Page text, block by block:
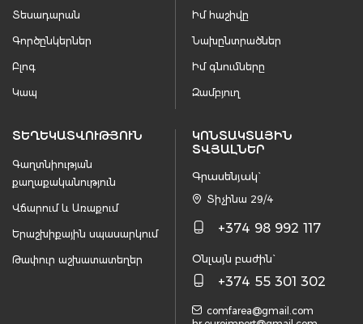
Տեսադարան
Գործընկերներ
Բլոգ
Կապ
Իմ հաշիվը
Նախընտրածներ
Իմ գնումները
Զամբյուղ
ՏԵՂԵԿԱՏՎՈՒԹՅՈՒՆ
Գաղտնիության
քաղաքականություն
Վճարում և Առաքում
Երաշխիքային սպասարկում
Թափուր աշխատատեղեր
ԿՈՆՏԱԿՏԱՅԻՆ
ՏՎՅԱԼՆԵՐ
Գրասենյակ`
Տիչինա 29/4
+374 98 992 117
Օնլայն բաժին`
+374 55 301 302
comfarea@gmail.com